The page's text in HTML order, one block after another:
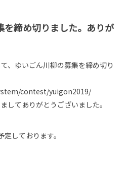
を締め切りました。ありが
、ゆいごん川柳の募集を締め切り
contest/yuigon2019/
してありがとうございました。
しております。